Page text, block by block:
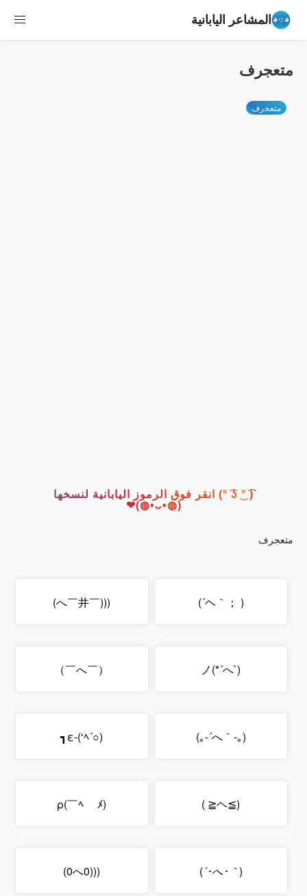
المشاعر اليابانية
متعجرف
متعجرف
( ͡° ͜ʖ ͡°) انقر فوق الرموز اليابانية لنسخها
(◍•ᴗ•◍)❤
متعجرف
( ；｀ヘ´)
(((￣へ￣井)
(`へ´*)ノ
（￣へ￣）
(｡-｀へ´-｡)
ε-(‘ﾍ´○)┓
(≧ヘ≦ )
ρ(￣ﾍ￣ ﾒ)
(
｀･へ･´
)
(((0へ0)